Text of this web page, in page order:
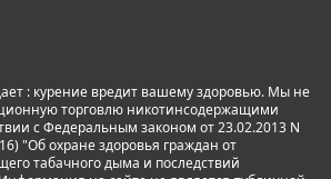
: курение вредит вашему здоровью. Мы не
торговлю никотинсодержащими
с Федеральным законом от 23.02.2013 N
"Об охране здоровья граждан от
табачного дыма и последствий